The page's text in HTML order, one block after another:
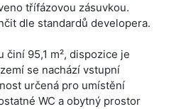
třífázovou zásuvkou.
dle standardů developera.
činí 95,1 m², dispozice je
se nachází vstupní
určená pro umístění
WC a obytný prostor